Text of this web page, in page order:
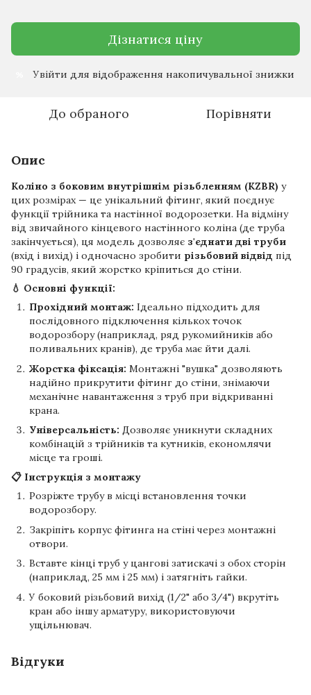
Дізнатися ціну
Увійти для відображення накопичувальної знижки
До обраного Порівняти
Опис
Коліно з боковим внутрішнім різьбленням (KZBR) у
цих розмірах — це унікальний фітинг, який поєднує
функції трійника та настінної водорозетки. На відміну
від звичайного кінцевого настінного коліна (де труба
закінчується), ця модель дозволяє з'єднати дві труби
(вхід і вихід) і одночасно зробити різьбовий відвід під
90 градусів, який жорстко кріпиться до стіни.
💧 Основні функції:
Прохідний монтаж: Ідеально підходить для
послідовного підключення кількох точок
водорозбору (наприклад, ряд рукомийників або
поливальних кранів), де труба має йти далі.
Жорстка фіксація: Монтажні "вушка" дозволяють
надійно прикрутити фітинг до стіни, знімаючи
механічне навантаження з труб при відкриванні
крана.
Універсальність: Дозволяє уникнути складних
комбінацій з трійників та кутників, економлячи
місце та гроші.
📋 Інструкція з монтажу
Розріжте трубу в місці встановлення точки
водорозбору.
Закріпіть корпус фітинга на стіні через монтажні
отвори.
Вставте кінці труб у цангові затискачі з обох сторін
(наприклад, 25 мм і 25 мм) і затягніть гайки.
У боковий різьбовий вихід (1/2" або 3/4") вкрутіть
кран або іншу арматуру, використовуючи
ущільнювач.
Відгуки